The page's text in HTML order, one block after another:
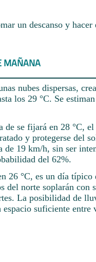
un descanso y hacer
MAÑANA
nubes dispersas,
los 29 °C. Se
se fijará en 28 °C, el
y protegerse del
19 km/h, sin ser
del 62%.
26 °C, es un día típico
del norte soplarán con
La posibilidad de
suficiente entre